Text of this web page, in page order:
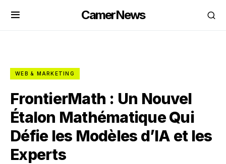
CamerNews
WEB & MARKETING
FrontierMath : Un Nouvel
Étalon Mathématique Qui
Défie les Modèles d’IA et les
Experts